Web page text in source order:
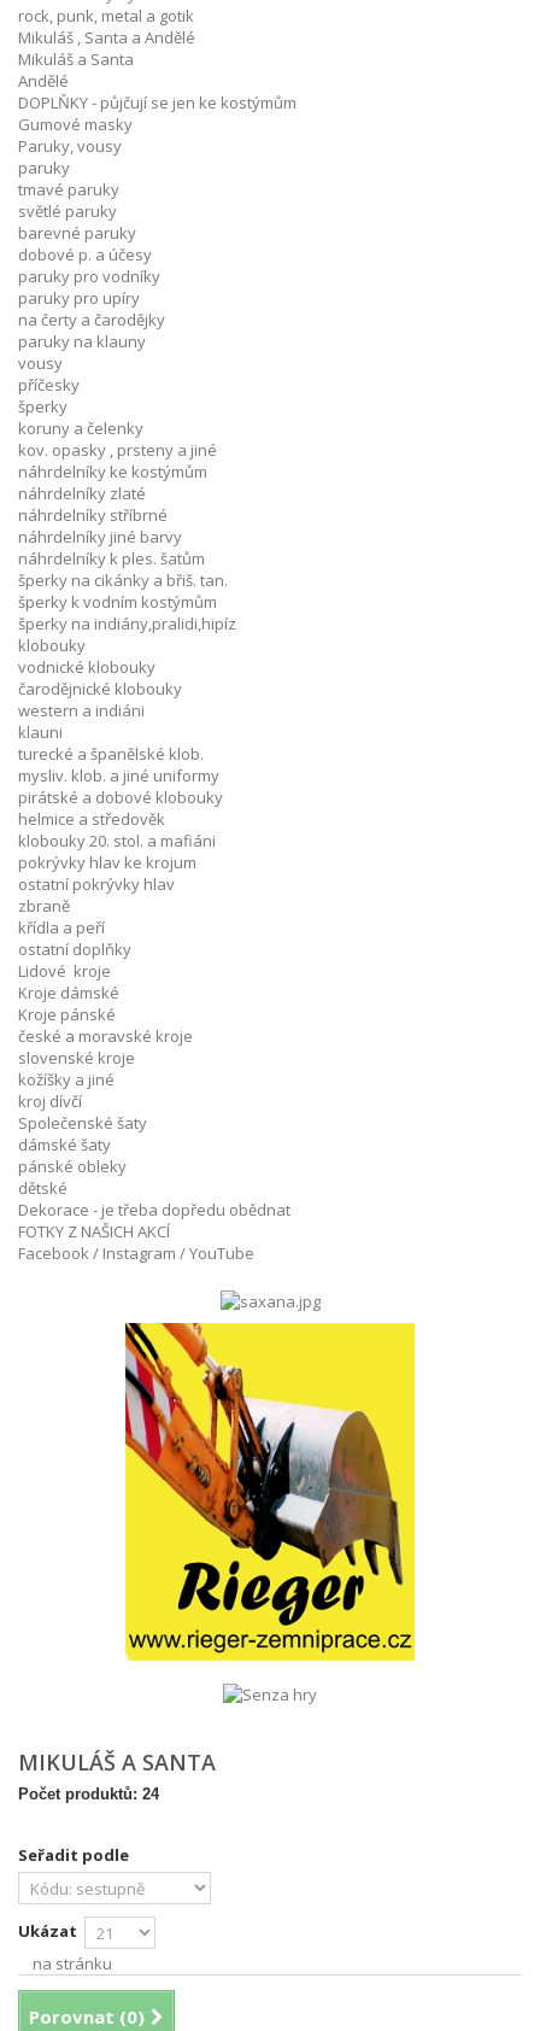
rock, punk, metal a gotik
Mikuláš , Santa a Andělé
Mikuláš a Santa
Andělé
DOPLŇKY - půjčují se jen ke kostýmům
Gumové masky
Paruky, vousy
paruky
tmavé paruky
světlé paruky
barevné paruky
dobové p. a účesy
paruky pro vodníky
paruky pro upíry
na čerty a čarodějky
paruky na klauny
vousy
příčesky
šperky
koruny a čelenky
kov. opasky , prsteny a jiné
náhrdelníky ke kostýmům
náhrdelníky zlaté
náhrdelníky stříbrné
náhrdelníky jiné barvy
náhrdelníky k ples. šatům
šperky na cikánky a břiš. tan.
šperky k vodním kostýmům
šperky na indiány,pralidi,hipíz
klobouky
vodnické klobouky
čarodějnické klobouky
western a indiáni
klauni
turecké a španělské klob.
mysliv. klob. a jiné uniformy
pirátské a dobové klobouky
helmice a středověk
klobouky 20. stol. a mafiáni
pokrývky hlav ke krojum
ostatní pokrývky hlav
zbraně
křídla a peří
ostatní doplňky
Lidové kroje
Kroje dámské
Kroje pánské
české a moravské kroje
slovenské kroje
kožíšky a jiné
kroj dívčí
Společenské šaty
dámské šaty
pánské obleky
dětské
Dekorace - je třeba dopředu obědnat
FOTKY Z NAŠICH AKCÍ
Facebook / Instagram / YouTube
MIKULÁŠ A SANTA
Počet produktů: 24
Seřadit podle
Ukázat
na stránku
Porovnat (0)